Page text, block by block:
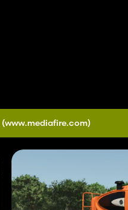
(www.mediafire.com)